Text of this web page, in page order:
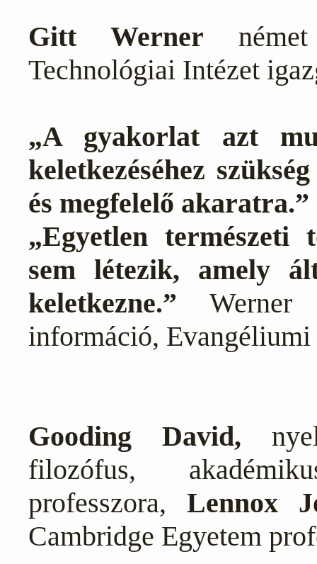
Gitt Werner
Technológiai Intézet
„A gyakorlat azt
keletkezéséhez
és megfelelő akaratra.”
„Egyetlen természeti
sem létezik, amely
keletkezne.”
információ,
Gooding David,
filozófus,
professzora, Lennox
Cambridge Egyetem